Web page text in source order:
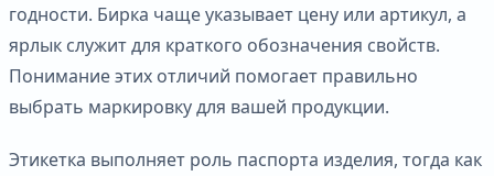
годности. Бирка чаще указывает цену или артикул, а
ярлык служит для краткого обозначения свойств.
Понимание этих отличий помогает правильно
выбрать маркировку для вашей продукции.
Этикетка выполняет роль паспорта изделия, тогда как